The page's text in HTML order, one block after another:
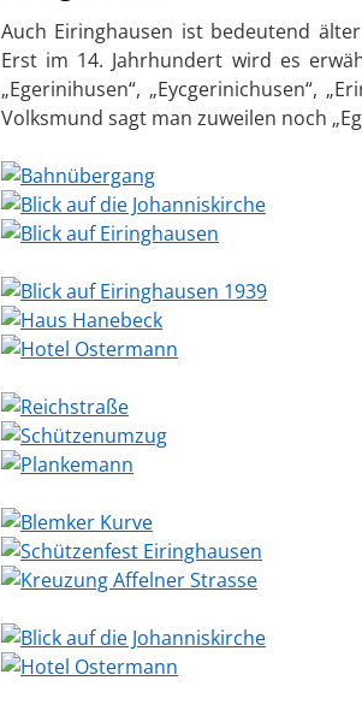
Auch Eiringhausen ist bedeutend
Erst im 14. Jahrhundert wird es
„Egerinihusen“, „Eycgerinichusen“,
Volksmund sagt man zuweilen noch